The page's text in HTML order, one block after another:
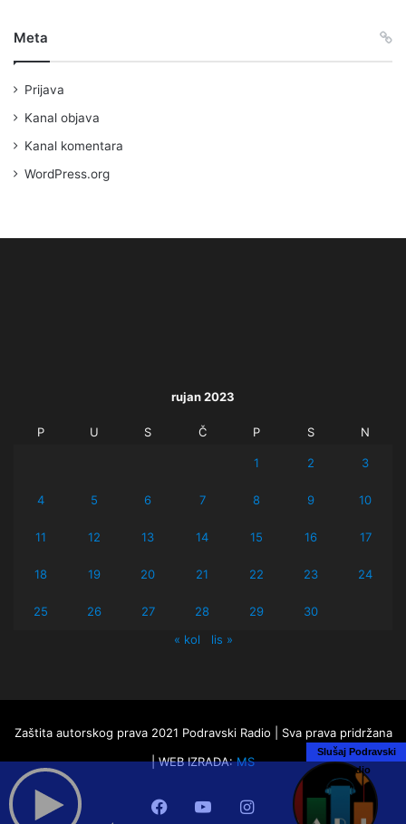
Meta
Prijava
Kanal objava
Kanal komentara
WordPress.org
rujan 2023
P U S Č P S N
1 2 3
4 5 6 7 8 9 10
11 12 13 14 15 16 17
18 19 20 21 22 23 24
25 26 27 28 29
30
« kol
lis »
Zaštita autorskog prava 2021 Podravski Radio | Sva prava pridržana
| WEB IZRADA:MS
FacebookYouTubeInstagram
Slušaj Podravski
Radio